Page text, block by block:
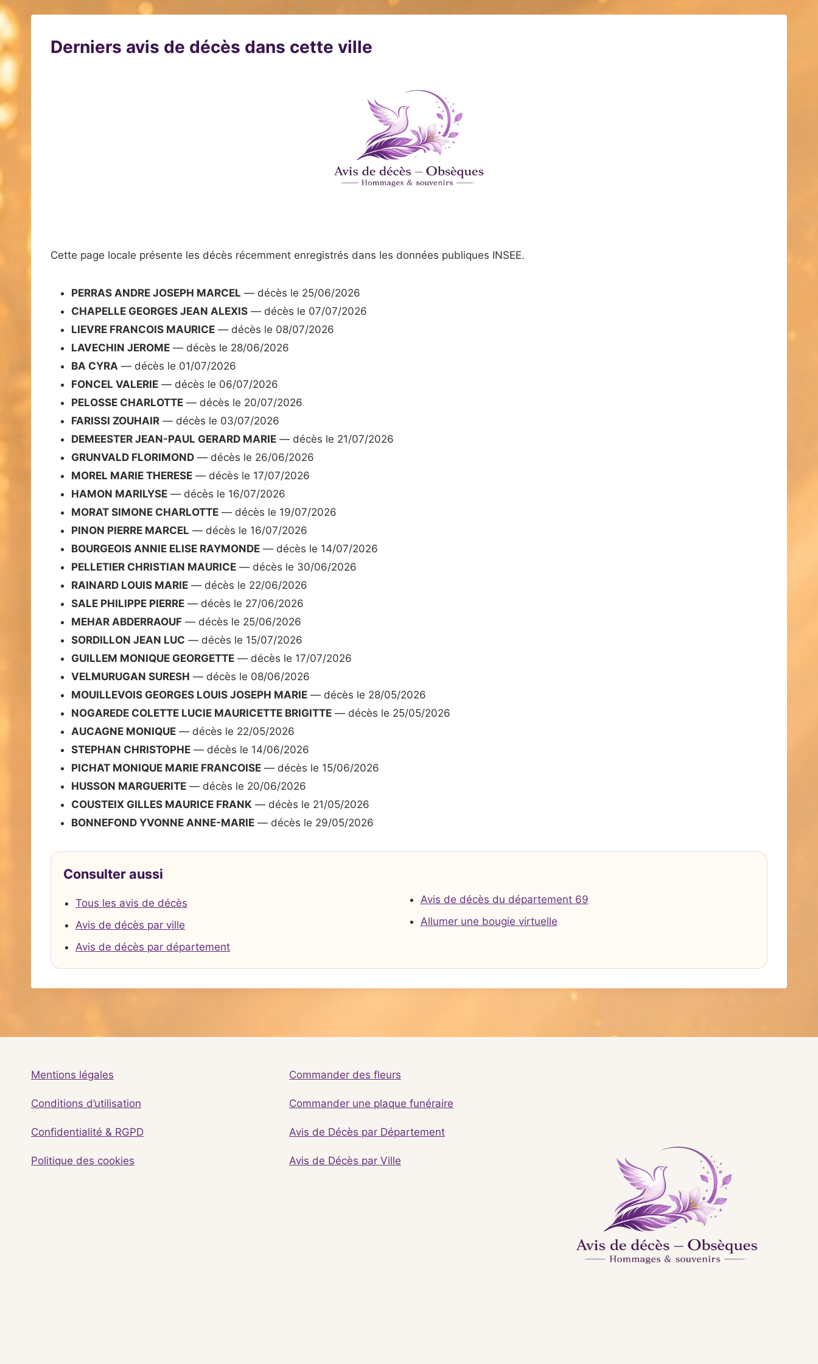
Derniers avis de décès dans cette ville
Cette page locale présente les décès récemment enregistrés dans les données publiques INSEE.
PERRAS ANDRE JOSEPH MARCEL — décès le 25/06/2026
CHAPELLE GEORGES JEAN ALEXIS — décès le 07/07/2026
LIEVRE FRANCOIS MAURICE — décès le 08/07/2026
LAVECHIN JEROME — décès le 28/06/2026
BA CYRA — décès le 01/07/2026
FONCEL VALERIE — décès le 06/07/2026
PELOSSE CHARLOTTE — décès le 20/07/2026
FARISSI ZOUHAIR — décès le 03/07/2026
DEMEESTER JEAN-PAUL GERARD MARIE — décès le 21/07/2026
GRUNVALD FLORIMOND — décès le 26/06/2026
MOREL MARIE THERESE — décès le 17/07/2026
HAMON MARILYSE — décès le 16/07/2026
MORAT SIMONE CHARLOTTE — décès le 19/07/2026
PINON PIERRE MARCEL — décès le 16/07/2026
BOURGEOIS ANNIE ELISE RAYMONDE — décès le 14/07/2026
PELLETIER CHRISTIAN MAURICE — décès le 30/06/2026
RAINARD LOUIS MARIE — décès le 22/06/2026
SALE PHILIPPE PIERRE — décès le 27/06/2026
MEHAR ABDERRAOUF — décès le 25/06/2026
SORDILLON JEAN LUC — décès le 15/07/2026
GUILLEM MONIQUE GEORGETTE — décès le 17/07/2026
VELMURUGAN SURESH — décès le 08/06/2026
MOUILLEVOIS GEORGES LOUIS JOSEPH MARIE — décès le 28/05/2026
NOGAREDE COLETTE LUCIE MAURICETTE BRIGITTE — décès le 25/05/2026
AUCAGNE MONIQUE — décès le 22/05/2026
STEPHAN CHRISTOPHE — décès le 14/06/2026
PICHAT MONIQUE MARIE FRANCOISE — décès le 15/06/2026
HUSSON MARGUERITE — décès le 20/06/2026
COUSTEIX GILLES MAURICE FRANK — décès le 21/05/2026
BONNEFOND YVONNE ANNE-MARIE — décès le 29/05/2026
Consulter aussi
Tous les avis de décès
Avis de décès par ville
Avis de décès par département
Avis de décès du département 69
Allumer une bougie virtuelle
Mentions légales
Conditions d’utilisation
Confidentialité & RGPD
Politique des cookies
Commander des fleurs
Commander une plaque funéraire
Avis de Décès par Département
Avis de Décès par Ville